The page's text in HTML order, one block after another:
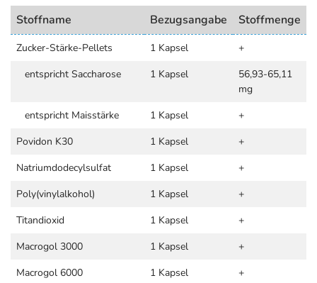
Stoffname Bezugsangabe Stoffmenge
Zucker-Stärke-Pellets 1 Kapsel
+
entspricht Saccharose
1 Kapsel
56,93-65,11
mg
entspricht Maisstärke
1 Kapsel
+
Povidon K30
1 Kapsel
+
Natriumdodecylsulfat
1 Kapsel
+
Poly(vinylalkohol)
1 Kapsel
+
Titandioxid
1 Kapsel
+
Macrogol 3000
1 Kapsel
+
Macrogol 6000
1 Kapsel
+